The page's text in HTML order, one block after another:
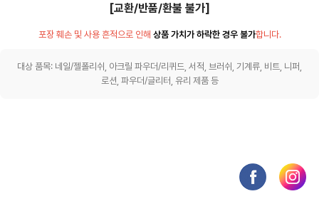
[교환/반품/환불 불가]
포장 훼손 및 사용 흔적으로 인해 상품 가치가 하락한 경우 불가합니다.
대상 품목: 네일/젤폴리쉬, 아크릴 파우더/리퀴드, 서적, 브러쉬, 기계류, 비트, 니퍼,
로션, 파우더/글리터, 유리 제품 등